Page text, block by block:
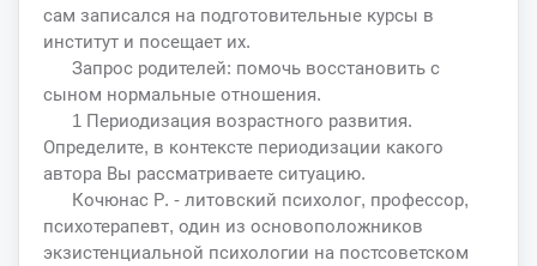
сам записался на подготовительные курсы в
институт и посещает их.
Запрос родителей: помочь восстановить с
сыном нормальные отношения.
1 Периодизация возрастного развития.
Определите, в контексте периодизации какого
автора Вы рассматриваете ситуацию.
Кочюнас Р. - литовский психолог, профессор,
психотерапевт, один из основоположников
экзистенциальной психологии на постсоветском